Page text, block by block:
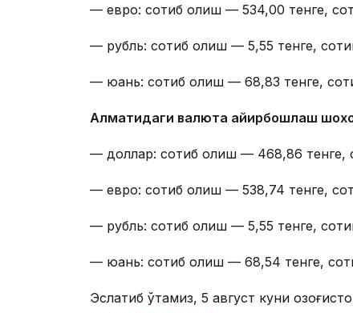
— евро: сотиб олиш — 534,00 тенге,
— рубль: сотиб олиш — 5,55 тенге,
— юань: сотиб олиш — 68,83 тенге,
Алматидаги валюта айирбошлаш
— доллар: сотиб олиш — 468,86 тенге,
— евро: сотиб олиш — 538,74 тенге,
— рубль: сотиб олиш — 5,55 тенге,
— юань: сотиб олиш — 68,54 тенге,
Эслатиб ўтамиз, 5 август куни